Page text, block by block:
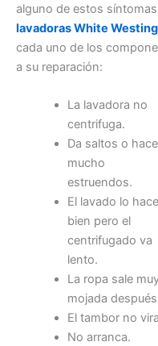
alguno de estos
lavadoras White
cada uno de los
a su reparación:
La lavadora no
centrifuga.
Da saltos o hace
mucho
estruendos.
El lavado lo hace
bien pero el
centrifugado va
lento.
La ropa sale
mojada
El tambor no
No arranca.